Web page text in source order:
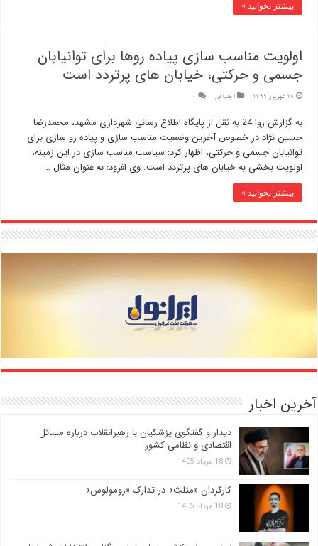
بیشتر بخوانید »
اولویت مناسب سازی پیاده روها برای توانیابان
جسمی و حرکتی، خیابان های پرتردد است
18 شهریور 1399 اجتماعی 0
به گزارش روا 24 به نقل از پایگاه اطلاع رسانی شهرداری مشهد، محمدرضا
حسین نژاد در خصوص آخرین وضعیت مناسب سازی و پیاده رو سازی برای
توانیابان جسمی و حرکتی، اظهار کرد: سیاست مناسب سازی در این زمینه،
اولویت بخشی به خیابان های پرتردد است. وی افزود: به عنوان مثال …
بیشتر بخوانید »
آخرین اخبار
دیدار و گفتگوی پزشکیان با رهبرانقلاب درباره مسائل
اقتصادی و نظامی کشور
18 مرداد 1405
کارگردان «مثلث» در تدارک «رومولوس»
18 مرداد 1405